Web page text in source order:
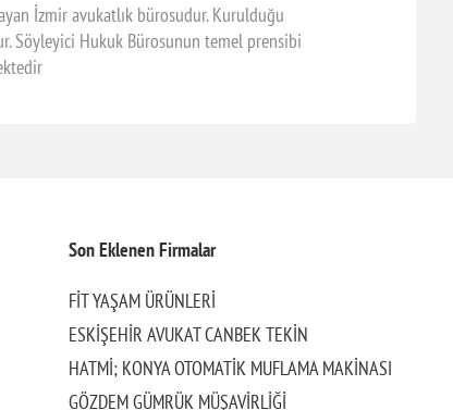
İzmir avukatlık bürosudur. Kurulduğu
Söyleyici Hukuk Bürosunun temel prensibi
Son Eklenen Firmalar
FİT YAŞAM ÜRÜNLERİ
ESKİŞEHİR AVUKAT CANBEK TEKİN
HATMİ; KONYA OTOMATİK MUFLAMA MAKİNASI
GÖZDEM GÜMRÜK MÜŞAVİRLİĞİ